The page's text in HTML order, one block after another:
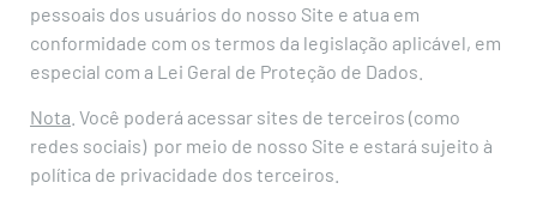
pessoais dos usuários do nosso Site e atua em
conformidade com os termos da legislação aplicável, em
especial com a Lei Geral de Proteção de Dados.
Nota . Você poderá acessar sites de terceiros (como
redes sociais) por meio de nosso Site e estará sujeito à
política de privacidade dos terceiros.